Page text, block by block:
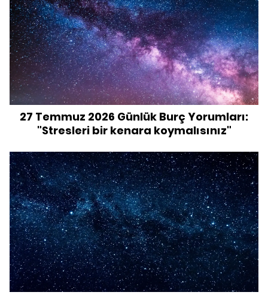
27 Temmuz 2026 Günlük Burç Yorumları:
"Stresleri bir kenara koymalısınız"